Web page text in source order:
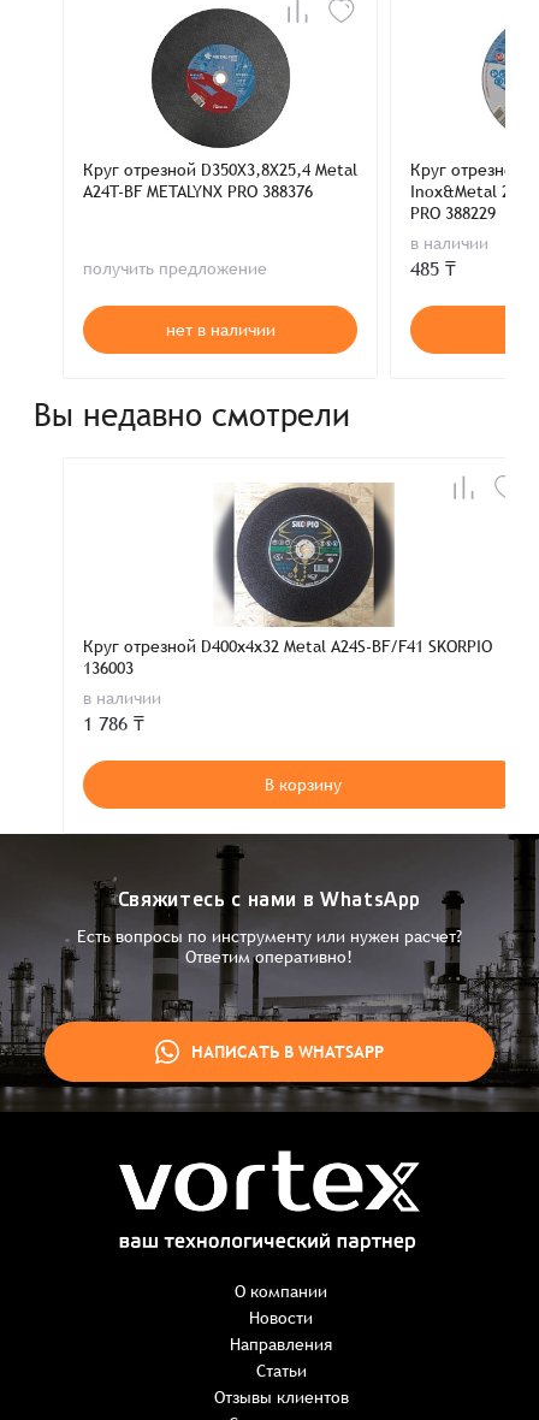
Заказать презентацию
Заказ успешно оформлен
Спасибо, что выбрали нас! Менеджер свяжется с Вами в
Круг отрезной D350X3,8X25,4 Metal
A24T-BF METALYNX PRO 388376
получить предложение
нет в наличии
Круг отрезной
Inox&Metal
PRO 388229
в наличии
485 ₸
Вы недавно смотрели
Круг отрезной D400х4х32 Metal A24S-BF/F41 SKORPIO
136003
в наличии
1 786 ₸
В корзину
Свяжитесь с нами в WhatsApp
Есть вопросы по инструменту или нужен расчет?
Ответим оперативно!
НАПИСАТЬ В WHATSAPP
О компании
Новости
Направления
Статьи
Отзывы клиентов